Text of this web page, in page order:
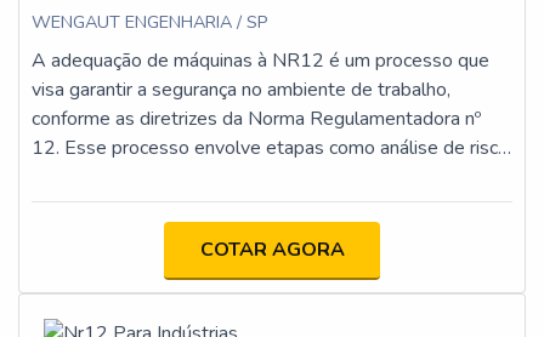
WENGAUT ENGENHARIA / SP
A adequação de máquinas à NR12 é um processo que
visa garantir a segurança no ambiente de trabalho,
conforme as diretrizes da Norma Regulamentadora nº
12. Esse processo envolve etapas como análise de risco,
segurança, atualização da documentação técnica e
riscos de acidentes e assegurar que as máquinas
estejam em conformidade com os requisitos legais e
técnicos.
COTAR AGORA